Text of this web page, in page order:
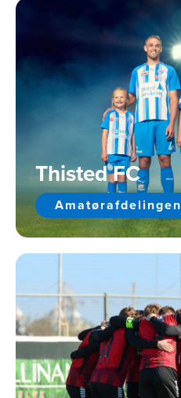
Thisted FC
Amatørafdelingen